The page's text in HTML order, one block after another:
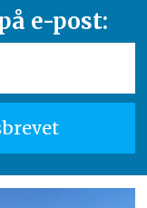
e-post: